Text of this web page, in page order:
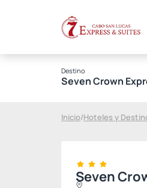
Destino
Seven Crown
Inicio/Hoteles y
Seven